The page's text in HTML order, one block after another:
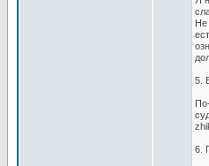
Не
5.
6.